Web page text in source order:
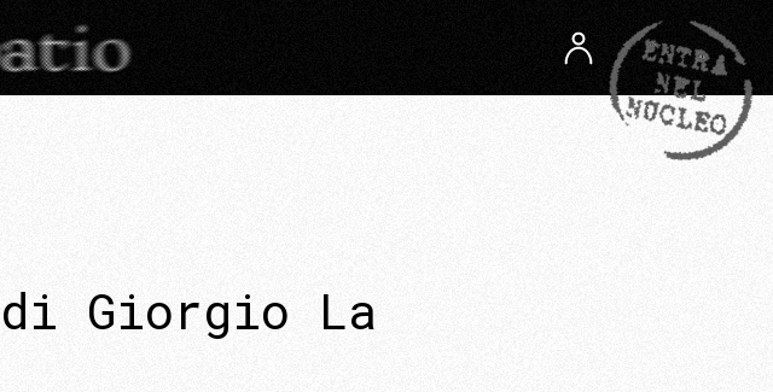
Giorgio La